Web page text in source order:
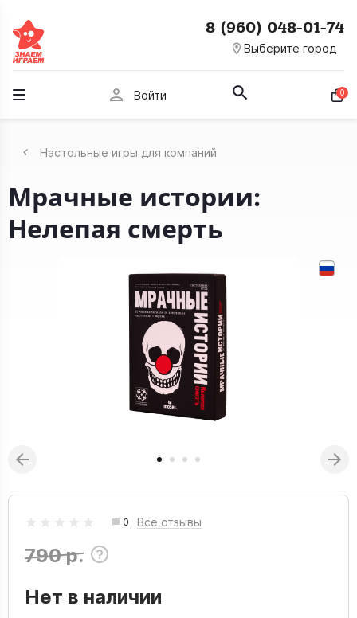
room Выберите город
8 (960) 048-01-74
person Войти 0
Настольные игры для компаний
Мрачные истории:
Нелепая смерть
0 Все отзывы
790 р.
Нет в наличии